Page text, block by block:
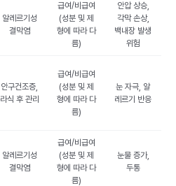
알레르기성
결막염
급여/비급여
(성분 및 제
형에 따라 다
름)
안압 상승,
각막 손상,
백내장 발생
위험
안구건조증,
라식 후 관리
급여/비급여
(성분 및 제
형에 따라 다
름)
눈 자극, 알
레르기 반응
알레르기성
결막염
급여/비급여
(성분 및 제
형에 따라 다
름)
눈물 증가,
두통